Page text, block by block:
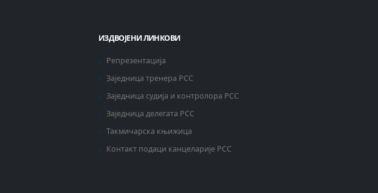
ИЗДВОЈЕНИ ЛИНКОВИ
Репрезентација
Заједница тренера РСС
Заједница судија и контролора РСС
Заједница делегата РСС
Такмичарска књижица
Контакт подаци канцеларије РСС